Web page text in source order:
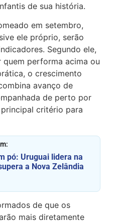
de sua história.
em setembro,
ele próprio, serão
Segundo ele,
performa acima ou
o crescimento
avanço de
de perto por
critério para
pó: Uruguai lidera na
a Nova Zelândia
de que os
mais diretamente